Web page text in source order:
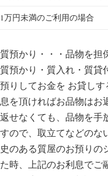
1万円未満のご利用の場合
質預かり・・・品物を担
質預かり・質入れ・質貸
預りしてお金を お貸し
息を頂ければお品物はお
返せなくても、品物を手
すので、取立てなどのな
史のある質屋のお預りの
た時、上記のお利息でご